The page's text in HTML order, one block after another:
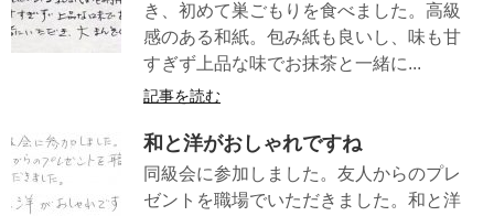
き、初めて巣ごもりを食べました。高級
感のある和紙。包み紙も良いし、味も甘
すぎず上品な味でお抹茶と一緒に...
記事を読む
和と洋がおしゃれですね
同級会に参加しました。友人からのプレ
ゼントを職場でいただきました。和と洋